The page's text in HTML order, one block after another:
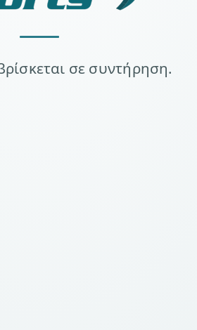
σε συντήρηση.